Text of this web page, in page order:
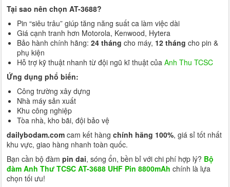
Tại sao nên chọn AT-3688?
Pin “siêu trâu” giúp tăng năng suất ca làm việc dài
Giá cạnh tranh hơn Motorola, Kenwood, Hytera
Bảo hành chính hãng:24 tháng cho máy, 12 tháng cho pin &
phụ kiện
Hỗ trợ kỹ thuật nhanh từ đội ngũ kĩ thuật củaAnh Thu TCSC
Ứng dụng phổ biến:
Công trường xây dựng
Nhà máy sản xuất
Khu công nghiệp
Tòa nhà, kho bãi, đội bảo vệ
dailybodam.com cam kết hàngchính hãng 100%, giá sỉ tốt nhất
khu vực, giao hàng nhanh toàn quốc.
Bạn cần bộ đàmpin dai, sóng ổn, bền bỉ với chi phí hợp lý? Bộ
đàm Anh Thư TCSC AT-3688 UHF Pin 8800mAh chính là lựa
chọn tối ưu!